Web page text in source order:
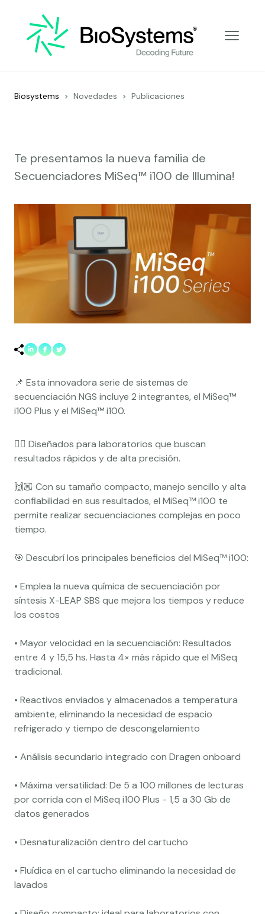
Decoding Future
Biosystems > Novedades > Publicaciones
Te presentamos la nueva familia de
Secuenciadores MiSeq™ i100 de Illumina!
📌 Esta innovadora serie de sistemas de
secuenciación NGS incluye 2 integrantes, el MiSeq™
i100 Plus y el MiSeq™ i100.
👉🏼 Diseñados para laboratorios que buscan
resultados rápidos y de alta precisión.
🙌🏼 Con su tamaño compacto, manejo sencillo y alta
confiabilidad en sus resultados, el MiSeq™ i100 te
permite realizar secuenciaciones complejas en poco
tiempo.
🎯 Descubrí los principales beneficios del MiSeq™ i100:
• Emplea la nueva química de secuenciación por
síntesis X-LEAP SBS que mejora los tiempos y reduce
los costos
• Mayor velocidad en la secuenciación: Resultados
entre 4 y 15,5 hs. Hasta 4× más rápido que el MiSeq
tradicional.
• Reactivos enviados y almacenados a temperatura
ambiente, eliminando la necesidad de espacio
refrigerado y tiempo de descongelamiento
• Análisis secundario integrado con Dragen onboard
• Máxima versatilidad: De 5 a 100 millones de lecturas
por corrida con el MiSeq i100 Plus - 1,5 a 30 Gb de
datos generados
• Desnaturalización dentro del cartucho
• Fluídica en el cartucho eliminando la necesidad de
lavados